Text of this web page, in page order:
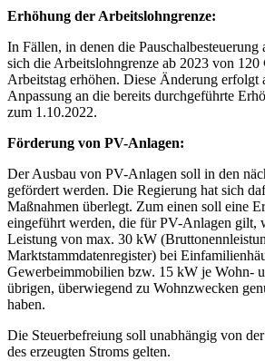
Erhöhung der Arbeitslohngrenze:
In Fällen, in denen die
sich die Arbeitslohngrenze ab 2023 von 120
Arbeitstag erhöhen. Diese Änderung erfolgt
Anpassung an die bereits durchgeführte
zum 1.10.2022.
Förderung von PV-Anlagen:
Der Ausbau von PV-Anlagen soll in den
gefördert werden. Die Regierung hat sich
Maßnahmen überlegt. Zum einen soll eine
eingeführt werden, die für PV-Anlagen gilt,
Leistung von max. 30 kW
Marktstammdatenregister) bei
Gewerbeimmobilien bzw. 15 kW je Wohn-
übrigen, überwiegend zu Wohnzwecken
haben.
Die Steuerbefreiung soll unabhängig von
des erzeugten Stroms gelten.